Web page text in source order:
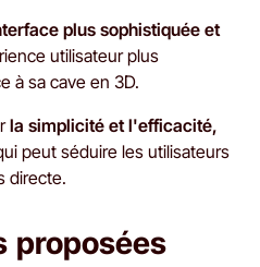
plus sophistiquée et
utilisateur plus
à sa cave en 3D.
la simplicité et l'efficacité,
peut séduire les utilisateurs
directe.
proposées